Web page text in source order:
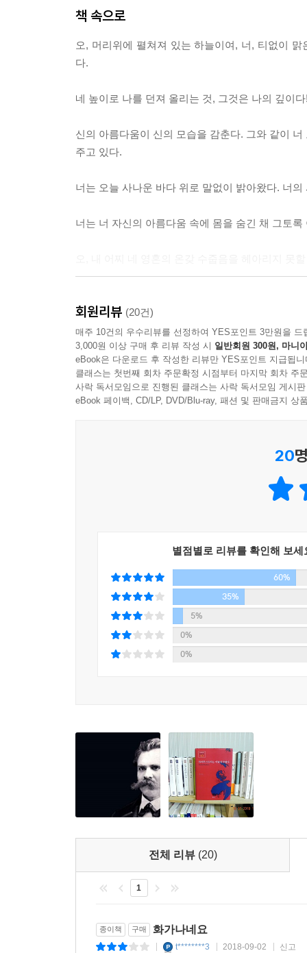
책 속으로
오, 머리위에 펼쳐져 있는 하늘이여, 너, 티없이
다.
네 높이로 나를 던져 올리는 것, 그것은 나의 깊이
신의 아름다움이 신의 모습을 감춘다. 그와 같이
주고 있다.
너는 오늘 사나운 바다 위로 말없이 밝아왔다. 너
너는 너 자신의 아름다움 속에 몸을 숨긴 채 그토
우리는 서로에 대해 너무나도 많은 것을 알고 있
이다.
---p.268
어린아이는 천진난만이요, 망각이며, 새로운 시
회원리뷰 (20건)
매주 10건의 우수리뷰를 선정하여 YES포인트 3만원을 드
3,000원 이상 구매 후 리뷰 작성 시 일반회원 300원, 마니
eBook은 다운로드 후 작성한 리뷰만 YES포인트 지급됩니
클래스는 첫번째 회차 주문확정 시점부터 마지막 회차 주
사락 독서모임으로 진행된 클래스는 사락 독서모임 게시
eBook 페이백, CD/LP, DVD/Blu-ray, 패션 및 판매금지 상
20
별점별로 리뷰를 확인해 보세
60%
35%
5%
0%
0%
전체 리뷰 (20)
1
종이책 구매 화가나네요
t********3 2018-09-02 신고